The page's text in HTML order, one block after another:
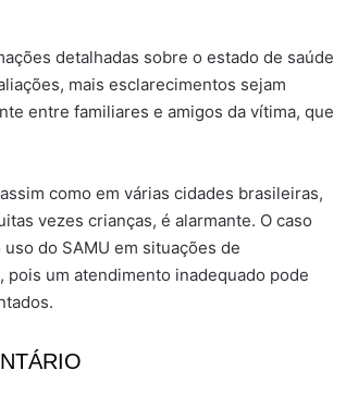
detalhadas sobre o estado de saúde
mais esclarecimentos sejam
entre familiares e amigos da vítima, que
como em várias cidades brasileiras,
vezes crianças, é alarmante. O caso
do SAMU em situações de
um atendimento inadequado pode